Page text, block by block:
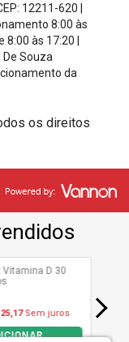
12211-620
8:00 às
8:00 às 17:20
Souza
da
os direitos